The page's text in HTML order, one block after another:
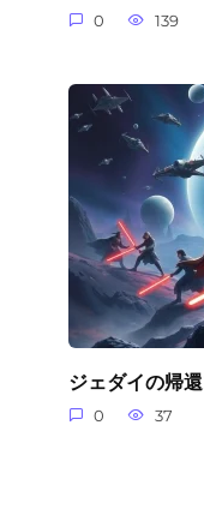
0 139
ジェダイの帰
0 37